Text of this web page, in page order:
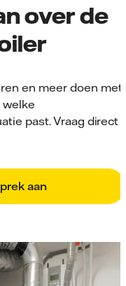
over de
en meer doen met
past. Vraag direct
aan